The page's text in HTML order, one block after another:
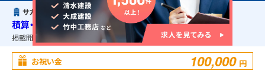
サカケン株式会社
積算・大阪府吹田市・工場新築工事・宿舎の準備可能
掲載開始日：2026/06/03 掲載終了予定日： 2027/05/27
お祝い金 100,000 円